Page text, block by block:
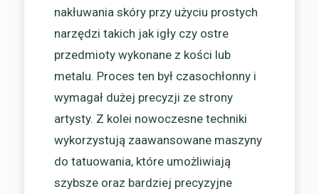
nakłuwania skóry przy użyciu prostych
narzędzi takich jak igły czy ostre
przedmioty wykonane z kości lub
metalu. Proces ten był czasochłonny i
wymagał dużej precyzji ze strony
artysty. Z kolei nowoczesne techniki
wykorzystują zaawansowane maszyny
do tatuowania, które umożliwiają
szybsze oraz bardziej precyzyjne